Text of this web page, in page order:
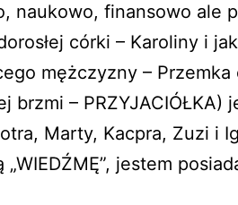
naukowo, finansowo ale
córki – Karoliny i
mężczyzny –
brzmi – PRZYJACIÓŁKA)
Marty, Kacpra, Zuzi i
„WIEDŹMĘ”, jestem